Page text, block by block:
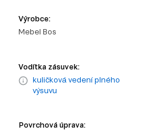
Výrobce:
Mebel Bos
Vodítka zásuvek:
kuličková vedení plného
výsuvu
Povrchová úprava: